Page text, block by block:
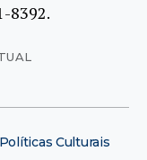
8392.
Culturais